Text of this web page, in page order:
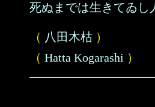
死ぬまでは生きてゐし
（ 八田木枯 ）
（ Hatta Kogarashi ）